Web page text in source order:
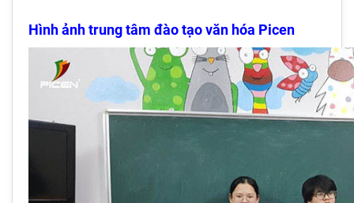
Hình ảnh trung tâm đào tạo văn hóa Picen